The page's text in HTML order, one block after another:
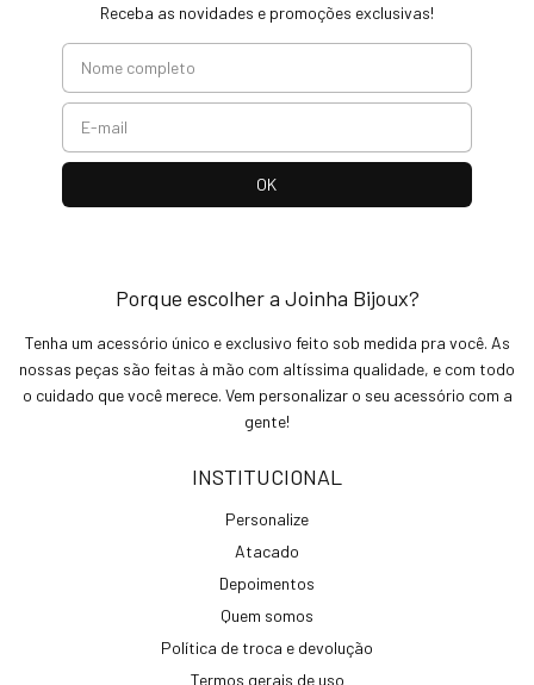
Receba as novidades e promoções exclusivas!
Porque escolher a Joinha Bijoux?
Tenha um acessório único e exclusivo feito sob medida pra você. As
nossas peças são feitas à mão com altíssima qualidade, e com todo
o cuidado que você merece. Vem personalizar o seu acessório com a
gente!
INSTITUCIONAL
Personalize
Atacado
Depoimentos
Quem somos
Política de troca e devolução
Termos gerais de uso